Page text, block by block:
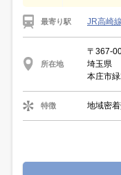
最寄り駅 JR高崎
所在地
〒367-
埼玉県
本庄市
特徴 地域密